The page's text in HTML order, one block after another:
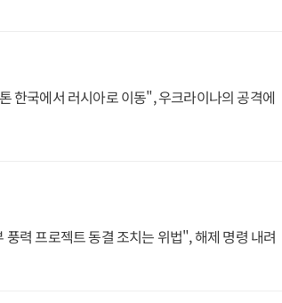
한국에서 러시아로 이동", 우크라이나의 공격에
력 프로젝트 동결 조치는 위법", 해제 명령 내려